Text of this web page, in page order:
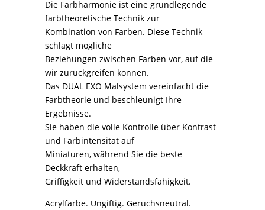
Die Farbharmonie ist eine grundlegende
farbtheoretische Technik zur
Kombination von Farben. Diese Technik
schlägt mögliche
Beziehungen zwischen Farben vor, auf die
wir zurückgreifen können.
Das DUAL EXO Malsystem vereinfacht die
Farbtheorie und beschleunigt Ihre
Ergebnisse.
Sie haben die volle Kontrolle über Kontrast
und Farbintensität auf
Miniaturen, während Sie die beste
Deckkraft erhalten,
Griffigkeit und Widerstandsfähigkeit.
Acrylfarbe. Ungiftig. Geruchsneutral.